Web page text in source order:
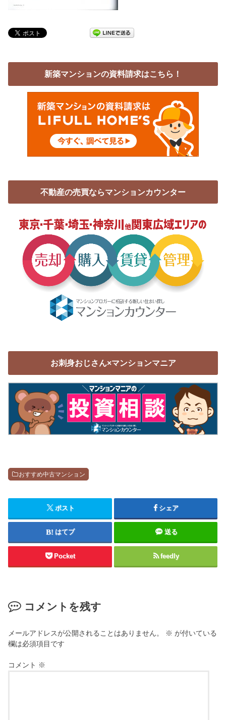
新築マンションの資料請求はこちら！
不動産の売買ならマンションカウンター
お刺身おじさん×マンションマニア
おすすめ中古マンション
ポスト シェア
はてブ 送る
Pocket feedly
コメントを残す
メールアドレスが公開されることはありません。 ※ が付いている
欄は必須項目です
コメント ※